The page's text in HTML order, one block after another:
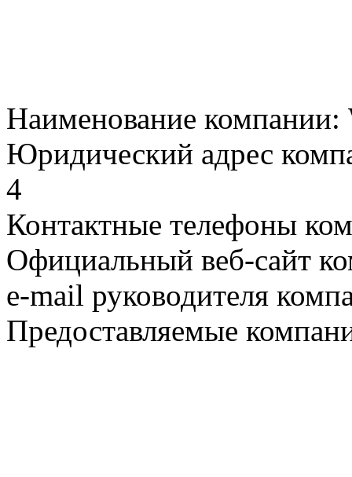
Наименование
Юридический адрес
4
Контактные телефоны
Официальный веб-сайт
e-mail руководителя
Предоставляемые